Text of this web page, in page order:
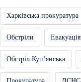
Харківська прокуратура
Обстріли Евакуація
Обстріл Купʼянська